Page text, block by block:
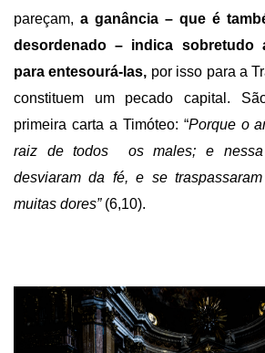
pareçam, a ganância – que é
desordenado – indica sobretudo
para entesourá-las, por isso para a
constituem um pecado capital.
primeira carta a Timóteo: “Porque o
raiz de todos os males; e nessa
desviaram da fé, e se
muitas dores” (6,10).